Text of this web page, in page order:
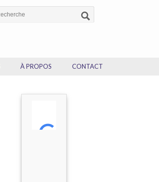
À PROPOS CONTACT